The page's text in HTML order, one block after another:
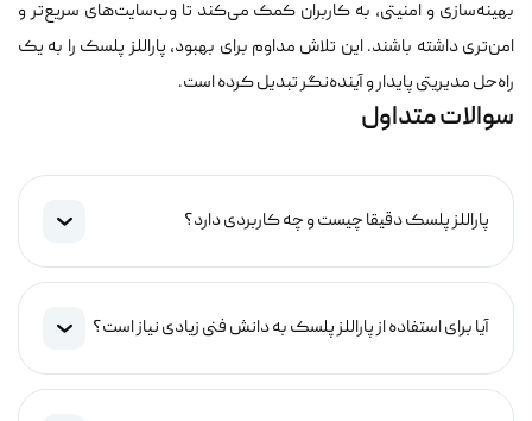
بهینه‌سازی و امنیتی، به کاربران کمک می‌کند تا وب‌سایت‌های سریع‌تر و
امن‌تری داشته باشند. این تلاش مداوم برای بهبود، پاراللز پلسک را به یک
راه‌حل مدیریتی پایدار و آینده‌نگر تبدیل کرده است.
سوالات متداول
پاراللز پلسک دقیقا چیست و چه کاربردی دارد؟
آیا برای استفاده از پاراللز پلسک به دانش فنی زیادی نیاز است؟